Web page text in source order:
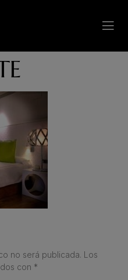
no será publicada. Los
con *